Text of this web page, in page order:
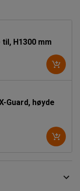
H1300 mm
Guard, høyde